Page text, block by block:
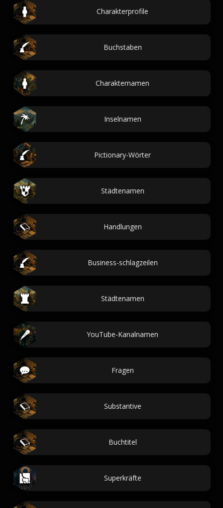
Charakterprofile
Buchstaben
Charakternamen
Inselnamen
Pictionary-Wörter
Städtenamen
Handlungen
Business-schlagzeilen
Städtenamen
YouTube-Kanalnamen
Fragen
Substantive
Buchtitel
Superkräfte